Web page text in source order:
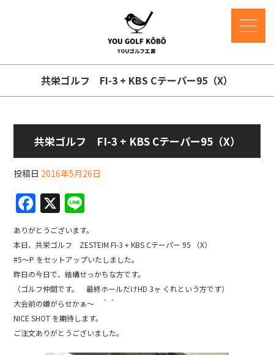
共栄ゴルフ FI-3 + KBS Cテーパー95（X）
共栄ゴルフ FI-3 + KBS Cテーパー95（X）
投稿日 2016年5月26日
F
a
c
e
b
o
o
k
X
n
e
ありがとうございます。
本日、共栄ゴルフ ZESTEIM FI-3 + KBS Cテーパー 95 （X）
#5～P をセットアップいたしました。
昨日の今日で、結構せっかちな方です。
（ゴルフ仲間です。 最終ホールだけHD 3ヶ くれという方です）
大会前の嫌がらせかぁ～ ＾＾
NICE SHOT を期待します。
ご注文ありがとうございました。